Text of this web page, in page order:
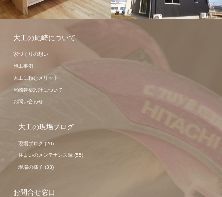
新築事例
大工の尾崎について
家づくりの想い
施工事例
大工に頼むメリット
尾崎建築設計について
お問い合わせ
大工の現場ブログ
現場ブログ (20)
住まいのメンテナンス録 (55)
現場の様子 (33)
お問合せ窓口